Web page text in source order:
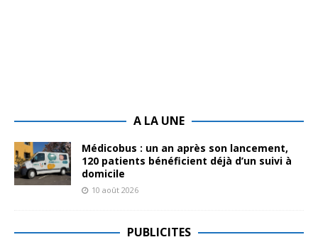
A LA UNE
Médicobus : un an après son lancement,
120 patients bénéficient déjà d’un suivi à
domicile
10 août 2026
PUBLICITES